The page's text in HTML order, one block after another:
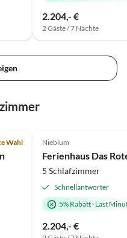
2.204,- €
2 Gäste / 7 Nächte
Wahl Nieblum
Ferienhaus Das
5 Schlafzimmer
Schnellantworter
5% Rabatt· Last
2.204,- €